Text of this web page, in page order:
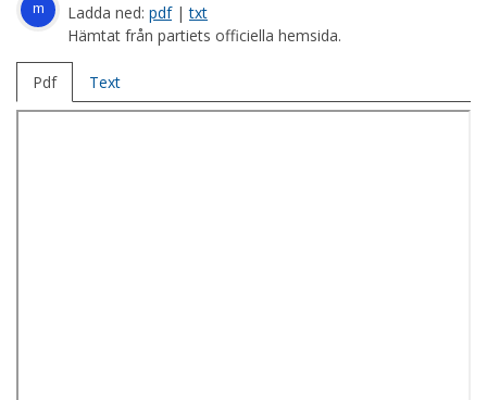
m Ladda ned: pdf|txt
Hämtat från partiets officiella hemsida.
Pdf Text